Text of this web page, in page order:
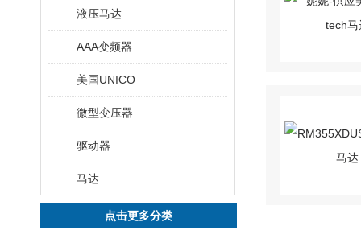
液压马达
AAA变频器
美国UNICO
微型变压器
驱动器
马达
点击更多分类